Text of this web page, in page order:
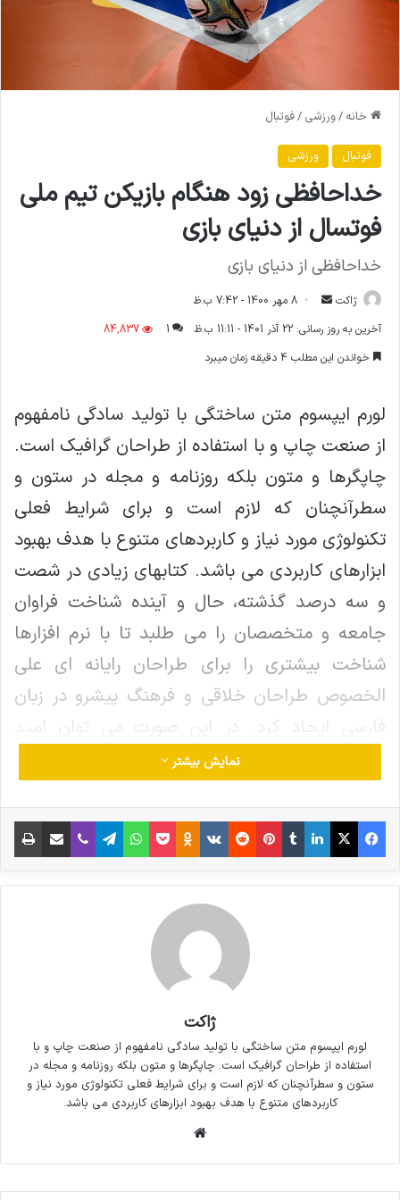
خانه /ورزشی /فوتبال
فوتبال ورزشی
خداحافظی زود هنگام بازیکن تیم ملی
فوتسال از دنیای بازی
خداحافظی از دنیای بازی
ژاکت
ارسال
ایمیل
8 مهر 1400 - 7:42 ب.ظ
آخرین به روز رسانی: 22 آذر 1401 - 11:11 ب.ظ
1
84,837
خواندن این مطلب 4 دقیقه زمان میبرد
لورم ایپسوم متن ساختگی با تولید سادگی نامفهوم
از صنعت چاپ و با استفاده از طراحان گرافیک است.
چاپگرها و متون بلکه روزنامه و مجله در ستون و
سطرآنچنان که لازم است و برای شرایط فعلی
تکنولوژی مورد نیاز و کاربردهای متنوع با هدف بهبود
ابزارهای کاربردی می باشد. کتابهای زیادی در شصت
و سه درصد گذشته، حال و آینده شناخت فراوان
جامعه و متخصصان را می طلبد تا با نرم افزارها
شناخت بیشتری را برای طراحان رایانه ای علی
الخصوص طراحان خلاقی و فرهنگ پیشرو در زبان
فارسی ایجاد کرد. در این صورت می توان امید
داشت که تمام و دشواری موجود در ارائه راهکارها و
شامل حروفچینی دستاوردهای اصلی و جوابگوی
سوالات پیوسته اهل دنیای موجود طراحی اساسا
مورد استفاده قرار گیرد.
لورم ایپسوم متن ساختگی با تولید سادگی نامفهوم
نمایش بیشتر
فیس بوک X لینکدین
‫تامبلر‫پین‌ترست
‫رددیت‫VKontakte
‫Odnoklassniki
پاکتواتس آپ تلگراموایبر اشتراک گذاری از طریق ایمیل
ژاکت
لورم ایپسوم متن ساختگی با تولید سادگی نامفهوم از صنعت چاپ و با
استفاده از طراحان گرافیک است. چاپگرها و متون بلکه روزنامه و مجله در
ستون و سطرآنچنان که لازم است و برای شرایط فعلی تکنولوژی مورد نیاز و
کاربردهای متنوع با هدف بهبود ابزارهای کاربردی می باشد.